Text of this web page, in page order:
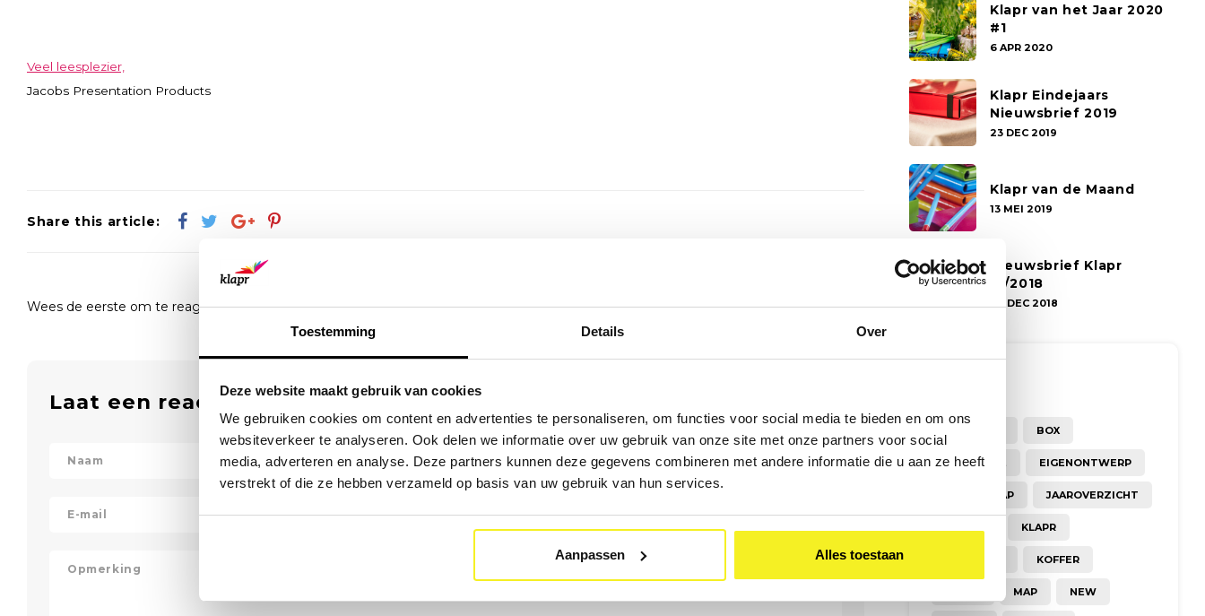
Toestemming Details Over
Deze website maakt gebruik van cookies
We gebruiken cookies om content en advertenties te personaliseren, om functies voor social media te bieden en om ons
websiteverkeer te analyseren. Ook delen we informatie over uw gebruik van onze site met onze partners voor social
media, adverteren en analyse. Deze partners kunnen deze gegevens combineren met andere informatie die u aan ze heeft
verstrekt of die ze hebben verzameld op basis van uw gebruik van hun services.
Aanpassen Alles toestaan
Veel leesplezier,
Jacobs Presentation Products
Share this article:
Wees de eerste om te reageren...
Laat een reactie achter
Klapr van het Jaar 2020
#1
6 APR 2020
Klapr Eindejaars
Nieuwsbrief 2019
23 DEC 2019
Klapr van de Maand
13 MEI 2019
Nieuwsbrief Klapr
12/2018
28 DEC 2018
BOX
COLLECTIE EIGENONTWERP
ELASTOMAP JAAROVERZICHT
KLAPR
KOFFER
MAP NEW